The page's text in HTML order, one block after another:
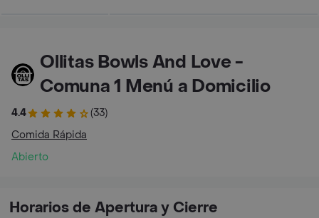
Ollitas Bowls And Love -
Comuna 1 Menú a Domicilio
4.4
(33)
Comida Rápida
Abierto
Horarios de Apertura y Cierre